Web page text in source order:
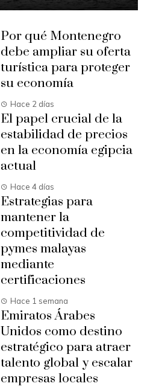
Por qué Montenegro
debe ampliar su oferta
turística para proteger
su economía
Hace 2 días
El papel crucial de la
estabilidad de precios
en la economía egipcia
actual
Hace 4 días
Estrategias para
mantener la
competitividad de
pymes malayas
mediante
certificaciones
Hace 1 semana
Emiratos Árabes
Unidos como destino
estratégico para atraer
talento global y escalar
empresas locales